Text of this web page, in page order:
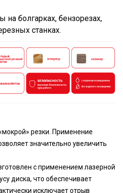
на болгарках, бензорезах,
станках.
резки. Применение
значительно увеличить
с применением лазерной
диска, что обеспечивает
исключает отрыв